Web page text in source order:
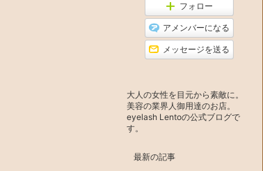
フォロー
アメンバーになる
メッセージを送る
大人の女性を目元から素敵に。
美容の業界人御用達のお店。
eyelash Lentoの公式ブログで
す。
最新の記事